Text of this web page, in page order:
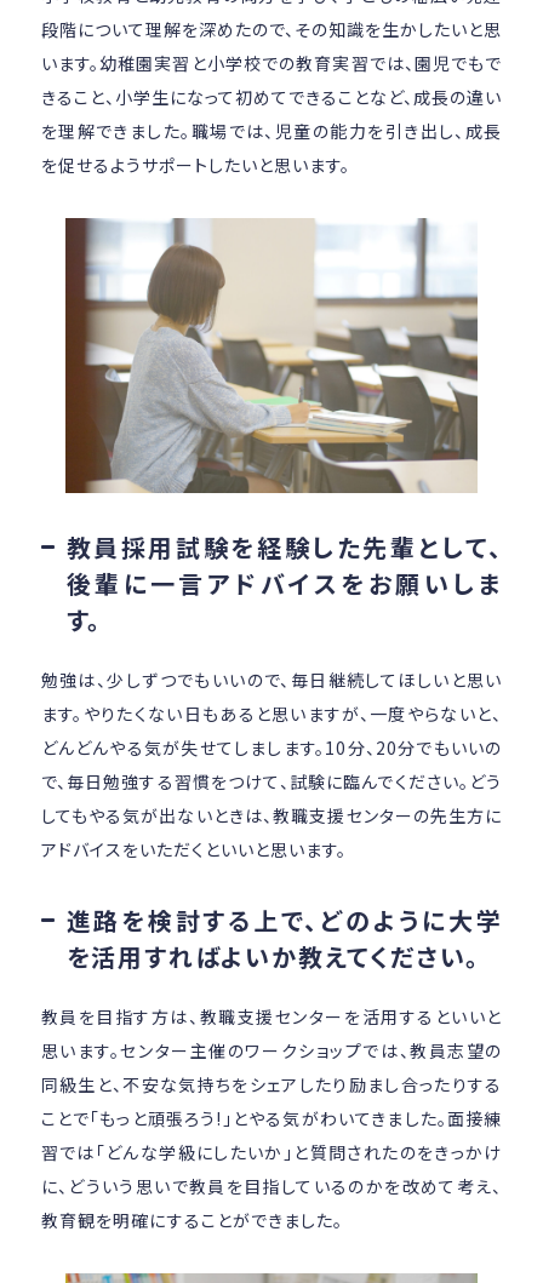
段階について理解を深めたので、その知識を生かしたいと思
います。幼稚園実習と小学校での教育実習では、園児でもで
きること、小学生になって初めてできることなど、成長の違い
を理解できました。職場では、児童の能力を引き出し、成長
を促せるようサポートしたいと思います。
教員採用試験を経験した先輩として、
後輩に一言アドバイスをお願いしま
す。
勉強は、少しずつでもいいので、毎日継続してほしいと思い
ます。やりたくない日もあると思いますが、一度やらないと、
どんどんやる気が失せてしまします。10分、20分でもいいの
で、毎日勉強する習慣をつけて、試験に臨んでください。どう
してもやる気が出ないときは、教職支援センターの先生方に
アドバイスをいただくといいと思います。
進路を検討する上で、どのように大学
を活用すればよいか教えてください。
教員を目指す方は、教職支援センターを活用するといいと
思います。センター主催のワークショップでは、教員志望の
同級生と、不安な気持ちをシェアしたり励まし合ったりする
ことで「もっと頑張ろう!」とやる気がわいてきました。面接練
習では「どんな学級にしたいか」と質問されたのをきっかけ
に、どういう思いで教員を目指しているのかを改めて考え、
教育観を明確にすることができました。